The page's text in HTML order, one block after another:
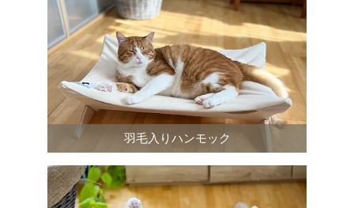
羽毛入りハンモック